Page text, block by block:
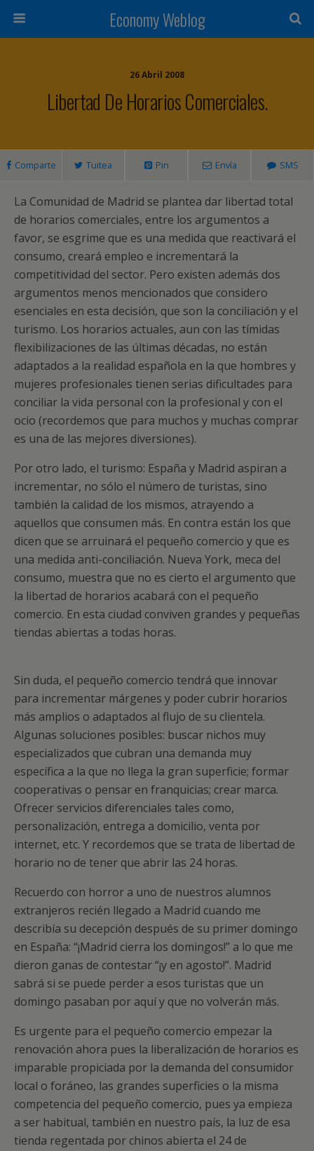
Economy Weblog
26 Abril 2008
Libertad De Horarios Comerciales.
Comparte Tuitea Pin Envía SMS
La Comunidad de Madrid se plantea dar libertad total
de horarios comerciales, entre los argumentos a
favor, se esgrime que es una medida que reactivará el
consumo, creará empleo e incrementará la
competitividad del sector. Pero existen además dos
argumentos menos mencionados que considero
esenciales en esta decisión, que son la conciliación y el
turismo. Los horarios actuales, aun con las tímidas
flexibilizaciones de las últimas décadas, no están
adaptados a la realidad española en la que hombres y
mujeres profesionales tienen serias dificultades para
conciliar la vida personal con la profesional y con el
ocio (recordemos que para muchos y muchas comprar
es una de las mejores diversiones).
Por otro lado, el turismo: España y Madrid aspiran a
incrementar, no sólo el número de turistas, sino
también la calidad de los mismos, atrayendo a
aquellos que consumen más. En contra están los que
dicen que se arruinará el pequeño comercio y que es
una medida anti-conciliación. Nueva York, meca del
consumo, muestra que no es cierto el argumento que
la libertad de horarios acabará con el pequeño
comercio. En esta ciudad conviven grandes y pequeñas
tiendas abiertas a todas horas.
Sin duda, el pequeño comercio tendrá que innovar
para incrementar márgenes y poder cubrir horarios
más amplios o adaptados al flujo de su clientela.
Algunas soluciones posibles: buscar nichos muy
especializados que cubran una demanda muy
específica a la que no llega la gran superficie; formar
cooperativas o pensar en franquicias; crear marca.
Ofrecer servicios diferenciales tales como,
personalización, entrega a domicilio, venta por
internet, etc. Y recordemos que se trata de libertad de
horario no de tener que abrir las 24 horas.
Recuerdo con horror a uno de nuestros alumnos
extranjeros recién llegado a Madrid cuando me
describía su decepción después de su primer domingo
en España: “¡Madrid cierra los domingos!” a lo que me
dieron ganas de contestar “¡y en agosto!”. Madrid
sabrá si se puede perder a esos turistas que un
domingo pasaban por aquí y que no volverán más.
Es urgente para el pequeño comercio empezar la
renovación ahora pues la liberalización de horarios es
imparable propiciada por la demanda del consumidor
local o foráneo, las grandes superficies o la misma
competencia del pequeño comercio, pues ya empieza
a ser habitual, también en nuestro país, la luz de esa
tienda regentada por chinos abierta el 24 de